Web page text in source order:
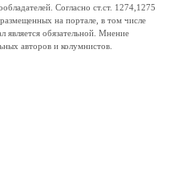
Согласно ст.ст. 1274,1275
на портале, в том числе
является обязательной. Мнение
авторов и колумнистов.